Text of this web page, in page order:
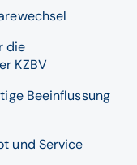
die
KZBV
Beeinflussung
und Service